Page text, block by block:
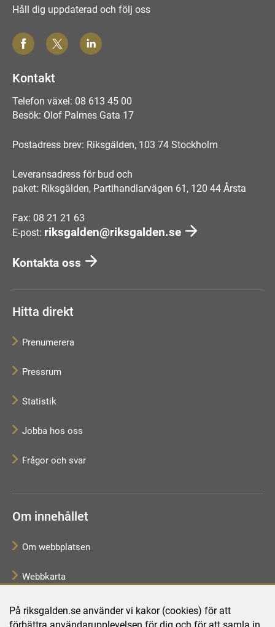
På riksgalden.se använder vi kakor (cookies) för att
Håll dig uppdaterad och följ oss
Kontakt
Telefon växel: 08 613 45 00
Besök: Olof Palmes Gata 17
Postadress brev: Riksgälden, 103 74 Stockholm
Leveransadress för bud och
paket: Riksgälden, Partihandlarvägen 61, 120 44 Årsta
Fax: 08 21 21 63
E-post: riksgalden@riksgalden.se
Kontakta oss
Hitta direkt
Prenumerera
Pressrum
Statistik
Jobba hos oss
Frågor och svar
Om innehållet
Om webbplatsen
Webbkarta
Tillgänglighetsredogörelse